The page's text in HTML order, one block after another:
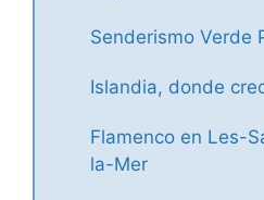
Senderismo Verde
Islandia, donde
Flamenco en Les-
la-Mer